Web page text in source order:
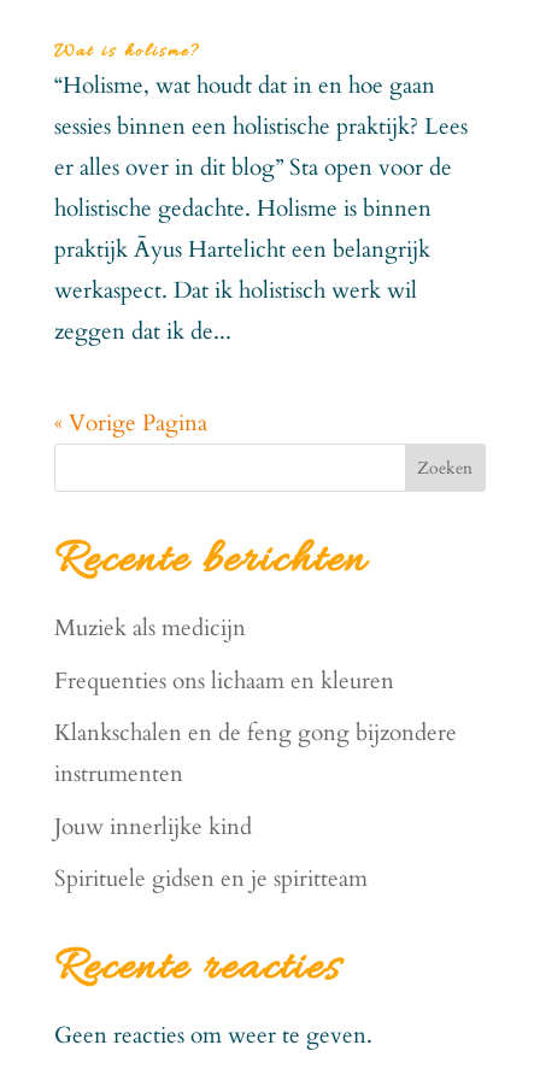
Wat is holisme?
“Holisme, wat houdt dat in en hoe gaan
sessies binnen een holistische praktijk? Lees
er alles over in dit blog” Sta open voor de
holistische gedachte. Holisme is binnen
praktijk Āyus Hartelicht een belangrijk
werkaspect. Dat ik holistisch werk wil
zeggen dat ik de...
« Vorige Pagina
Zoeken
Recente berichten
Muziek als medicijn
Frequenties ons lichaam en kleuren
Klankschalen en de feng gong bijzondere
instrumenten
Jouw innerlijke kind
Spirituele gidsen en je spiritteam
Recente reacties
Geen reacties om weer te geven.